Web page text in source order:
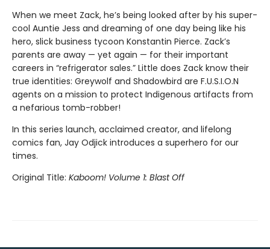
When we meet Zack, he’s being looked after by his super-
cool Auntie Jess and dreaming of one day being like his
hero, slick business tycoon Konstantin Pierce. Zack’s
parents are away — yet again — for their important
careers in “refrigerator sales.” Little does Zack know their
true identities: Greywolf and Shadowbird are F.U.S.I.O.N
agents on a mission to protect Indigenous artifacts from
a nefarious tomb-robber!
In this series launch, acclaimed creator, and lifelong
comics fan, Jay Odjick introduces a superhero for our
times.
Original Title: Kaboom! Volume 1: Blast Off